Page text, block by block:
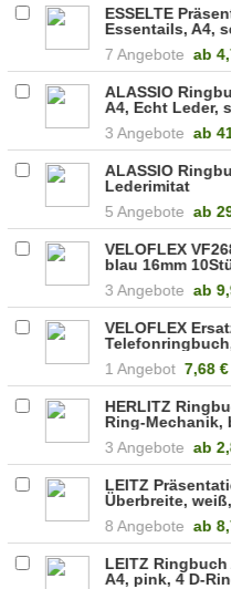
ESSELTE
Essentails, A4,
7 Angebote ab
ALASSIO
A4, Echt Leder,
3 Angebote ab
ALASSIO
Lederimitat
5 Angebote ab
VELOFLEX
blau 16mm
3 Angebote ab
VELOFLEX
1 Angebot 7,68 €
HERLITZ
Ring-Mechanik,
3 Angebote ab
LEITZ
Überbreite,
8 Angebote ab
LEITZ
A4, pink, 4 D-